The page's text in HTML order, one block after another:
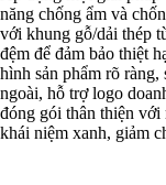
năng chống ẩm và
với khung gỗ/dải thép
đệm để đảm bảo thiệt
hình sản phẩm rõ
ngoài, hỗ trợ logo
đóng gói thân thiện với
khái niệm xanh, giảm